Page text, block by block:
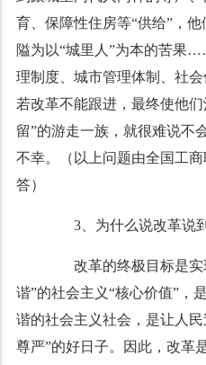
育、保障性住房等“供给”，
隘为以“城里人”为本的苦果
理制度、城市管理体制、社
若改革不能跟进，最终使他
留”的游走一族，就很难说不
不幸。（以上问题由全国工
答）
3、为什么说改革说到
改革的终极目标是实
谐”的社会主义“核心价值”，
谐的社会主义社会，是让人
尊严”的好日子。因此，改革